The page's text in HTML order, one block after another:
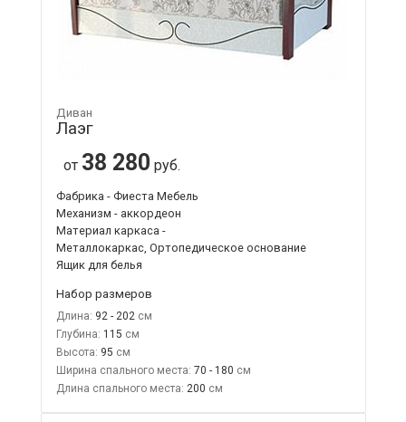
Диван
Лаэг
от 38 280 руб.
Фабрика - Фиеста Мебель
Механизм - аккордеон
Материал каркаса -
Металлокаркас, Ортопедическое основание
Ящик для белья
Набор размеров
Длина: 92 - 202
Глубина: 115
Высота: 95
Ширина спального места: 70 - 180
Длина спального места: 200